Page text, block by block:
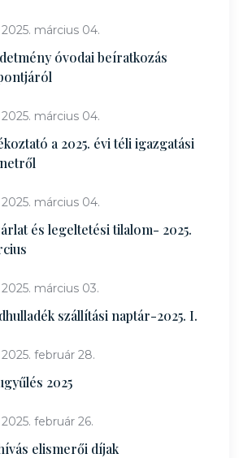
2025. március 04.
óvodai beíratkozás
2025. március 04.
a 2025. évi téli igazgatási
2025. március 04.
és legeltetési tilalom- 2025.
2025. március 03.
szállítási naptár-2025. I.
2025. február 28.
2025
2025. február 26.
elismerői díjak